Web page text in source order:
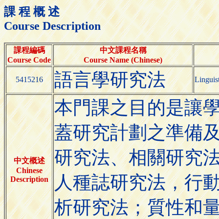
課 程 概 述
Course Description
課程編碼
Course Code
中文課程名稱
Course Name (Chinese)
5415216 語言學研究法
中文概述
Chinese
Description
本門課之目的是讓
蓋研究計劃之準備
研究法、相關研究
人種誌研究法，行
析研究法；質性和